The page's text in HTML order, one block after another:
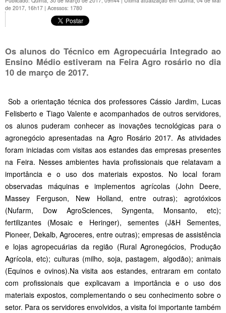
de 2017, 16h17 | Acessos: 1780
Os alunos do Técnico em Agropecuária Integrado ao
Ensino Médio estiveram na Feira Agro rosário no dia
10 de março de 2017.
Sob a orientação técnica dos professores Cássio Jardim, Lucas
Felisberto e Tiago Valente e acompanhados de outros servidores,
os alunos puderam conhecer as inovações tecnológicas para o
agronegócio apresentadas na Agro Rosário 2017. As atividades
foram iniciadas com visitas aos estandes das empresas presentes
na Feira. Nesses ambientes havia profissionais que relatavam a
importância e o uso dos materiais expostos. No local foram
observadas máquinas e implementos agrícolas (John Deere,
Massey Ferguson, New Holland, entre outras); agrotóxicos
(Nufarm, Dow AgroSciences, Syngenta, Monsanto, etc);
fertilizantes (Mosaic e Heringer), sementes (J&H Sementes,
Pioneer, Dekalb, Agroceres, entre outras); empresas de assistência
e lojas agropecuárias da região (Rural Agronegócios, Produção
Agrícola, etc); culturas (milho, soja, pastagem, algodão); animais
(Equinos e ovinos).Na visita aos estandes, entraram em contato
com profissionais que explicavam a importância e o uso dos
materiais expostos, complementando o seu conhecimento sobre o
setor. Para os servidores envolvidos, a visita foi importante também